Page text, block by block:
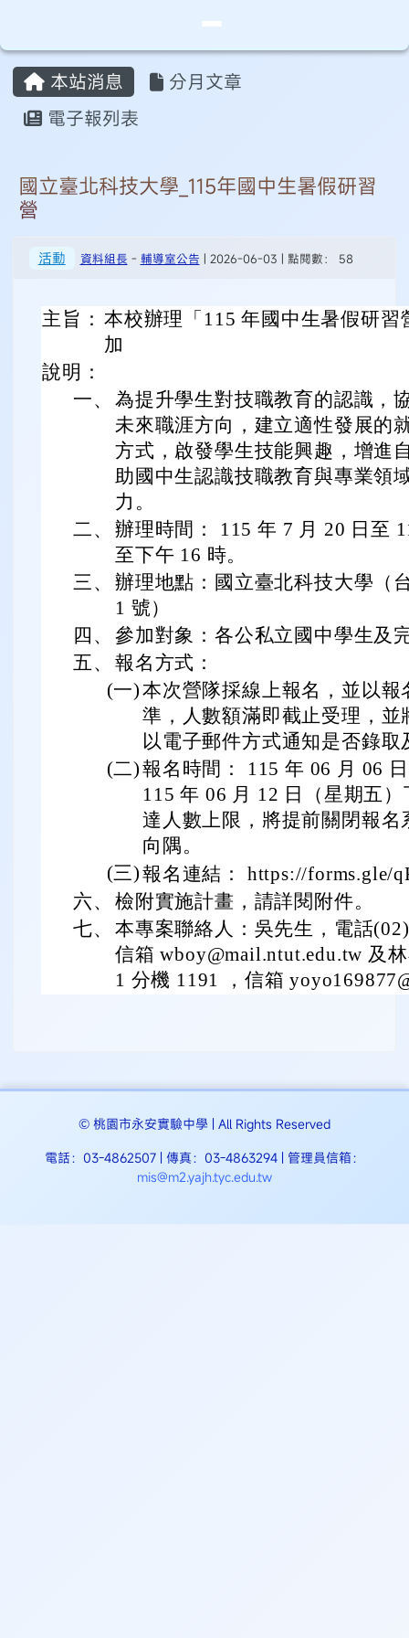
桃園市永安實驗中學
⏸
主內容區域
本站消息
分月文章
電子報列表
國立臺北科技大學_115年國中生暑假研習
營
活動 資料組長 - 輔導室公告 | 2026-06-03 | 點閱數： 58
主旨： 本校辦理「115 年國中生暑假研
加
說明：
一、 為提升學生對技職教育的認識，
未來職涯方向，建立適性發展的
方式，啟發學生技能興趣，增進
助國中生認識技職教育與專業領
力。
二、 辦理時間： 115 年 7 月 20 日至
至下午 16 時。
三、 辦理地點：國立臺北科技大學（
1 號）
四、 參加對象：各公私立國中學生及
五、 報名方式：
(一)本次營隊採線上報名，並以
準，人數額滿即截止受理，
以電子郵件方式通知是否錄
(二)報名時間： 115 年 06 月 06
115 年 06 月 12 日（星期五
達人數上限，將提前關閉報
向隅。
(三)報名連結： https://forms.gle/
六、 檢附實施計畫，請詳閱附件。
七、 本專案聯絡人：吳先生，電話
信箱 wboy@mail.ntut.edu.tw 及
1 分機 1191 ，信箱
頁尾區域
© 桃園市永安實驗中學 | All Rights Reserved
電話：03-4862507 | 傳真：03-4863294 | 管理員信箱：
mis@m2.yajh.tyc.edu.tw